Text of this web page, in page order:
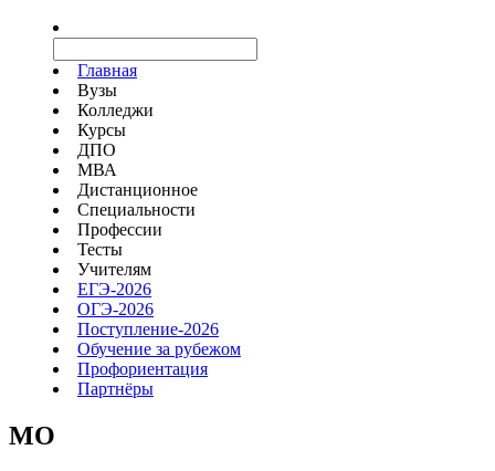
Главная
Вузы
Колледжи
Курсы
ДПО
МВА
Дистанционное
Специальности
Профессии
Тесты
Учителям
ЕГЭ-2026
ОГЭ-2026
Поступление-2026
Обучение за рубежом
Профориентация
Партнёры
MO